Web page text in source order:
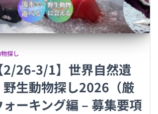
探し
2/26-3/1】世界自然遺
生動物探し2026（厳
ーキング編 – 募集要項